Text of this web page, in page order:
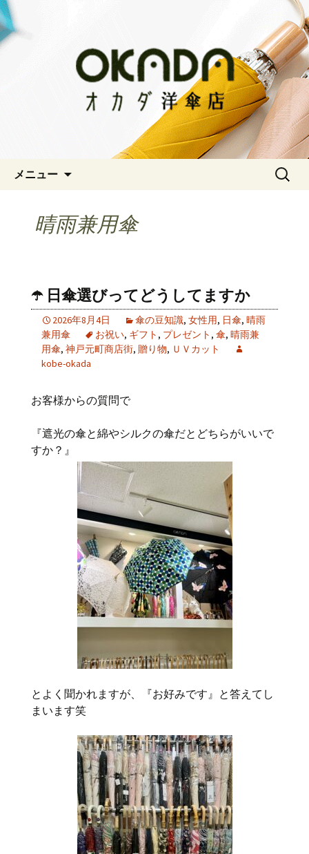
オカダ洋傘店
神戸三宮の老舗 オシャレな傘をお求
めならオカダ洋傘店
メニュー
検
晴雨兼用傘
☂️ 日傘選びってどうしてますか
2026年8月4日 傘の豆知識, 女性用, 日傘, 晴雨
兼用傘
お祝い, ギフト , プレゼント , 傘, 晴雨兼
用傘, 神戸元町商店街, 贈り物, ＵＶカット
kobe-okada
お客様からの質問で
『遮光の傘と綿やシルクの傘だとどちらがいいで
すか？』
とよく聞かれますが、『お好みです』と答えてし
まいます笑